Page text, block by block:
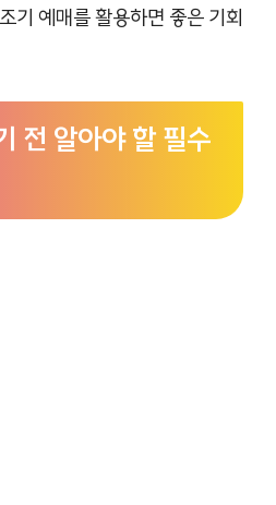
기 예매를 활용하면 좋은 기회
전 알아야 할 필수